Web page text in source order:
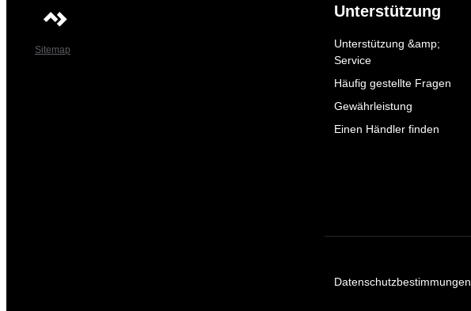
Sitemap
Unterstützung
Unterstützung &amp;
Service
Häufig gestellte Fragen
Gewährleistung
Einen Händler finden
Datenschutzbestimmungen